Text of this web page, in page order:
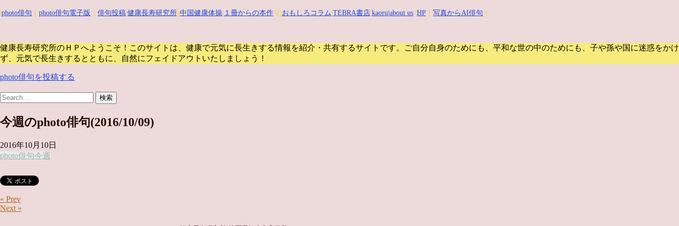
photo俳句 photo俳句電子版 俳句投稿 健康長寿研究所 中国健康体操 １冊からの本作 り| おもしろコラム TEBRA書店 kaoru |about us HP 写真からAI俳句
健康長寿研究所のＨＰへようこそ！このサイトは、健康で元気に長生きする情報を紹介・共有するサイトです。
ご自分自身のためにも、平和な世の中のためにも、子や孫や国に迷惑をかけ
ず、元気で長生きするとともに、自然にフェイドアウトいたしましょう！
photo俳句を投稿する
今週のphoto俳句(2016/10/09)
2016年10月10日
photo俳句今週
« Prev
Next »